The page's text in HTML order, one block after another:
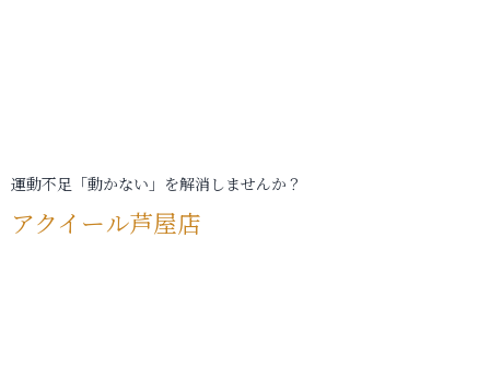
運動不足「動かない」を解消しませんか？
アクイール芦屋店